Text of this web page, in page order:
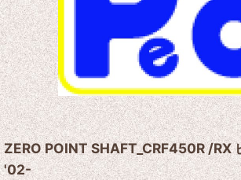
ZERO POINT SHAFT_CRF450R /RX
'02-